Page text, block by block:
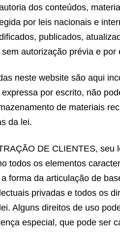
dos conteúdos,
por leis nacionais e
publicados,
autorização prévia e
neste website são aqui
por escrito, não
de materiais
da lei.
DE CLIENTES,
todos os elementos
forma da articulação de
privadas e todos os
Alguns direitos de uso
especial, que pode ser